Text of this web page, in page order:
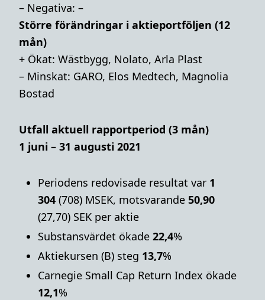
– Negativa: –
Större förändringar i aktieportföljen (12
mån)
+ Ökat: Wästbygg, Nolato, Arla Plast
– Minskat: GARO, Elos Medtech, Magnolia
Bostad
Utfall aktuell rapportperiod (3 mån)
1 juni – 31 augusti 2021
Periodens redovisade resultat var 1
304 (708) MSEK, motsvarande 50,90
(27,70) SEK per aktie
Substansvärdet ökade 22,4%
Aktiekursen (B) steg 13,7%
Carnegie Small Cap Return Index ökade
12,1%